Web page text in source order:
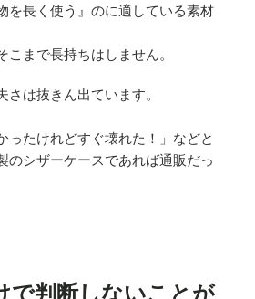
を長く使う』のに適している素材
まで長持ちはしません。
は抜きん出ています。
ったけれどすぐ壊れた！」などと
のシザーケースであれば通販だっ
で判断しないことが